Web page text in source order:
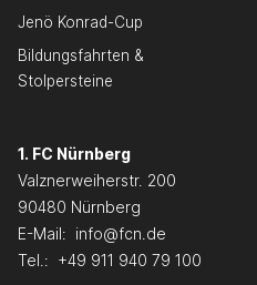
Jenö Konrad-Cup
Bildungsfahrten &
Stolpersteine
1. FC Nürnberg
Valznerweiherstr. 200
90480 Nürnberg
E-Mail: info@fcn.de
Tel.: +49 911 940 79 100